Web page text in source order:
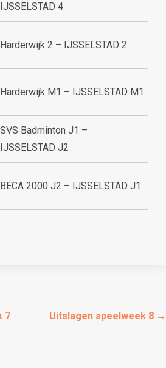
IJSSELSTAD 4
Harderwijk 2 – IJSSELSTAD 2
Harderwijk M1 – IJSSELSTAD M1
SVS Badminton J1 –
IJSSELSTAD J2
BECA 2000 J2 – IJSSELSTAD J1
7 Uitslagen speelweek 8 →